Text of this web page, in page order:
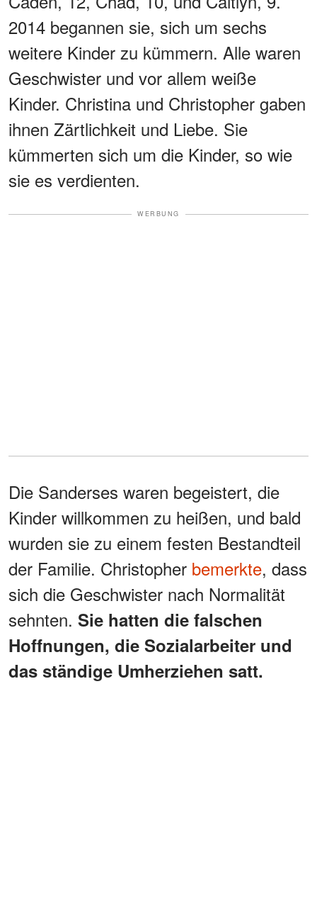
2014 begannen sie, sich um sechs
weitere Kinder zu kümmern. Alle waren
Geschwister und vor allem weiße
Kinder. Christina und Christopher gaben
ihnen Zärtlichkeit und Liebe. Sie
kümmerten sich um die Kinder, so wie
sie es verdienten.
WERBUNG
Die Sanderses waren begeistert, die
Kinder willkommen zu heißen, und bald
wurden sie zu einem festen Bestandteil
der Familie. Christopher bemerkte, dass
sich die Geschwister nach Normalität
sehnten. Sie hatten die falschen
Hoffnungen, die Sozialarbeiter und
das ständige Umherziehen satt.